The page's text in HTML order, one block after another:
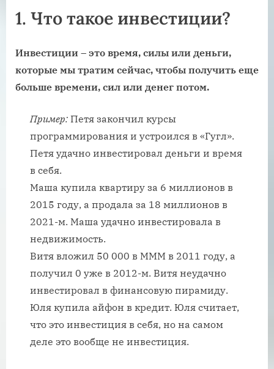
1. Что такое инвестиции?
Инвестиции – это время, силы или деньги,
которые мы тратим сейчас, чтобы получить еще
больше времени, сил или денег потом.
Пример: Петя закончил курсы
программирования и устроился в «Гугл».
Петя удачно инвестировал деньги и время
в себя.
Маша купила квартиру за 6 миллионов в
2015 году, а продала за 18 миллионов в
2021-м. Маша удачно инвестировала в
недвижимость.
Витя вложил 50 000 в МММ в 2011 году, а
получил 0 уже в 2012-м. Витя неудачно
инвестировал в финансовую пирамиду.
Юля купила айфон в кредит. Юля считает,
что это инвестиция в себя, но на самом
деле это вообще не инвестиция.